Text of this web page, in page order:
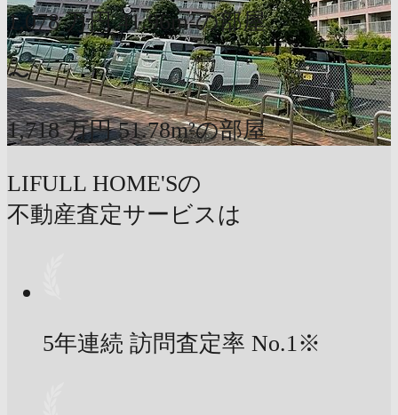
1,078 万円 41.96m²の部屋
〜
1,718 万円 51.78m²の部屋
LIFULL HOME'Sの
不動産査定サービスは
5年連続 訪問査定率 No.1※